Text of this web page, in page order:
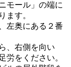
モール」の端に
ます。
左奥にある２番
、右側を向い
労をください。